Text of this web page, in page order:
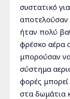
συστατικό
αποτελούσαν
ήταν πολύ
φρέσκο αέρα
μπορούσαν
σύστημα
φορές
στα δωμάτια